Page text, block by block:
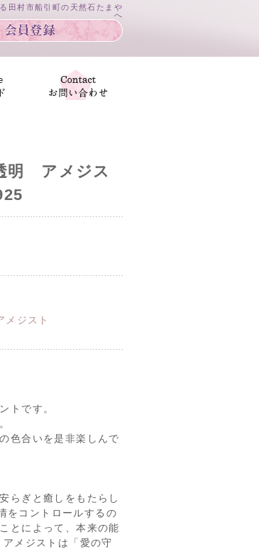
田村市船引町の天然石たまや
へ
明 アメジス
メジスト
トです。
色合いを是非楽しんで
らぎと癒しをもたらし
をコントロールするの
とによって、本来の能
メジストは「愛の守